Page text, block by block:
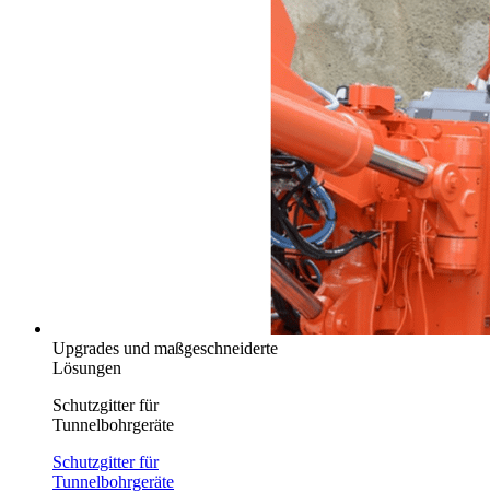
Upgrades und maßgeschneiderte
Lösungen
Schutzgitter für
Tunnelbohrgeräte
Schutzgitter für
Tunnelbohrgeräte